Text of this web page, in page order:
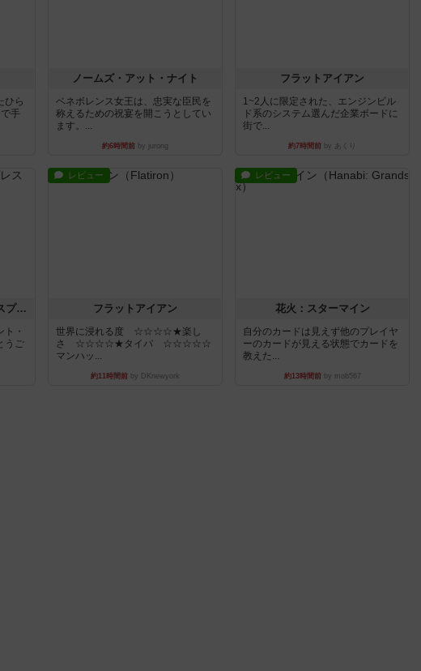
ひら
手
ノームズ・アット・ナイト
ベネボレンス女王は、忠実な臣民を
称えるための祝宴を開こうとしてい
ます。...
約6時間前 by jurong
フラットアイアン
1~2人に限定された、エンジンビル
ド系のシステム選んだ企業ボードに
街で...
約7時間前 by あくり
トランスオリエント・エクスプレス
・
うご
レビュー
フラットアイアン
世界に浸れる度 ☆☆☆☆★楽し
さ ☆☆☆☆★タイパ ☆☆☆☆☆
マンハッ...
約11時間前 by DKnewyork
レビュー
花火：スターマイン
自分のカードは見えず他のプレイヤ
ーのカードが見える状態でカードを
教えた...
約13時間前by mob567